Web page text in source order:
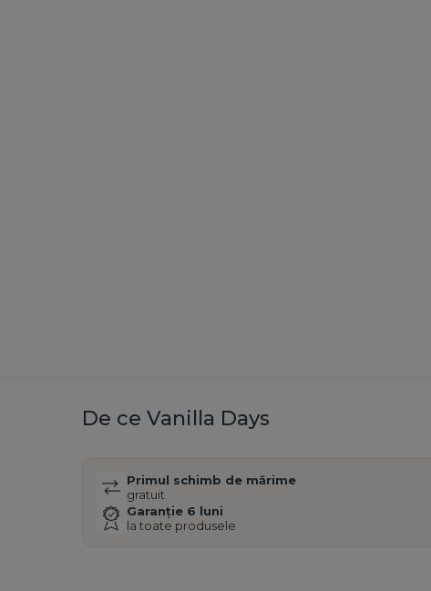
De ce Vanilla Days
Primul schimb de mărime
gratuit
Garanție 6 luni
la toate produsele